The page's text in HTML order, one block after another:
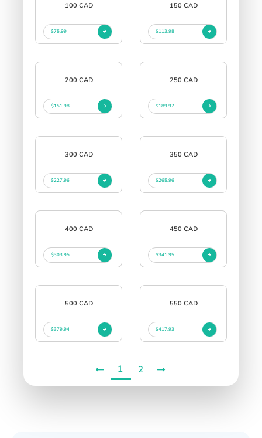
100 CAD
$75.99
150 CAD
$113.98
200 CAD
$151.98
250 CAD
$189.97
300 CAD
$227.96
350 CAD
$265.96
400 CAD
$303.95
450 CAD
$341.95
500 CAD
$379.94
550 CAD
$417.93
1 2